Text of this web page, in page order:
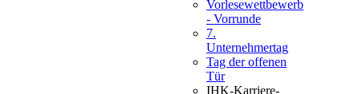
Vorlesewettbewerb
- Vorrunde
7.
Unternehmertag
Tag der offenen
Tür
IHK-Karriere-